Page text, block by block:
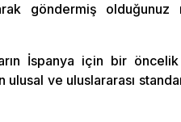
göndermiş olduğunuz
İspanya için bir
ve uluslararası